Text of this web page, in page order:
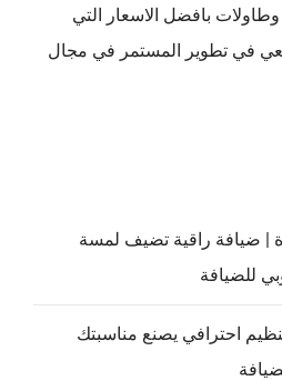
بافضل الاسعار التي
في تطوير المستمر في مجال
| ضيافة راقية تضيف لمسة
للضيافة
احترافي يصنع مناسبتك